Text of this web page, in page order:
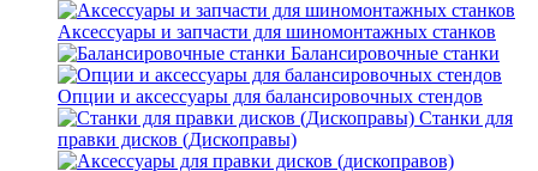
Аксессуары и запчасти для шиномонтажных станков
Балансировочные станки
Опции и аксессуары для балансировочных стендов
Станки для
правки дисков (Дископравы)